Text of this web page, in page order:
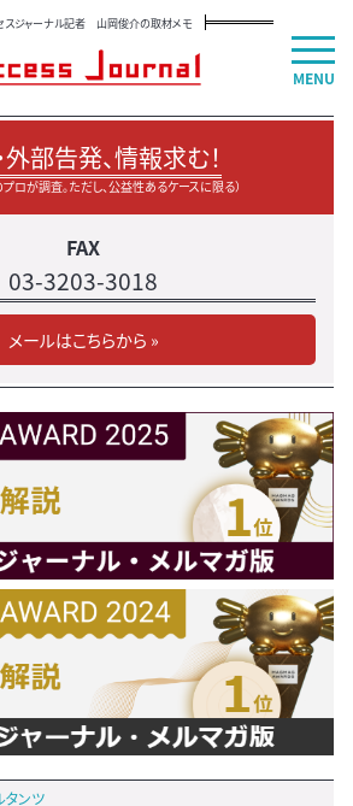
スジャーナル記者 山岡俊介の取材メモ
外部告発、情報求む！
ロが調査。ただし、公益性あるケースに限る）
FAX
03-3203-3018
メールはこちらから »
タンツ
MENU